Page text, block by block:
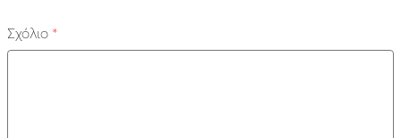
Σχόλιο *